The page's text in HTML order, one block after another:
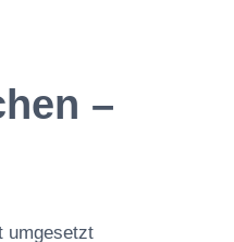
–
umgesetzt